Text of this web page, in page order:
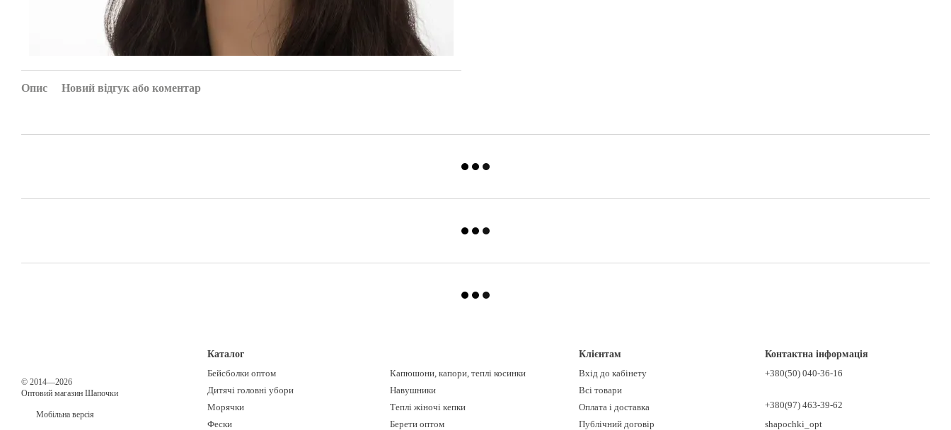
Опис Новий відгук або коментар
© 2014—2026
Оптовий магазин Шапочки
Мобільна версія
Каталог
Бейсболки оптом
Дитячі головні убори
Морячки
Фески
Капюшони, капори, теплі косинки
Навушники
Теплі жіночі кепки
Берети оптом
Клієнтам
Вхід до кабінету
Всі товари
Оплата і доставка
Публічний договір
Контактна інформація
+380(50) 040-36-16
+380(97) 463-39-62
shapochki_opt